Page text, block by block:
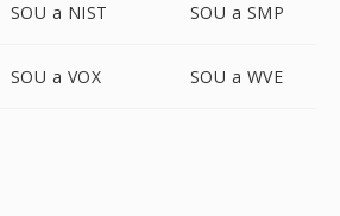
SOU a NIST SOU a SMP
SOU a VOX SOU a WVE